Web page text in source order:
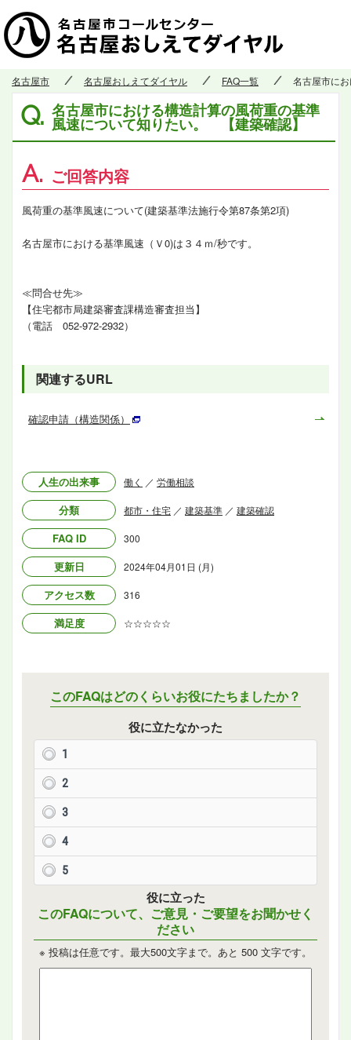
名古屋市 名古屋おしえてダイヤル FAQ一覧 名古屋市に
Q. 名古屋市における構造計算の風荷重の基準
風速について知りたい。 【建築確認】
A. ご回答内容
風荷重の基準風速について(建築基準法施行令第87条第2項)
名古屋市における基準風速（Ｖ0)は３４ｍ/秒です。
≪問合せ先≫
【住宅都市局建築審査課構造審査担当】
（電話 052-972-2932）
関連するURL
確認申請（構造関係）
人生の出来事 働く ／ 労働相談
分類 都市・住宅 ／ 建築基準 ／ 建築確認
FAQ ID 300
更新日 2024年04月01日 (月)
アクセス数 316
満足度 ☆☆☆☆☆
このFAQはどのくらいお役にたちましたか？
役に立たなかった
1
2
3
4
5
役に立った
このFAQについて、ご意見・ご要望をお聞かせく
ださい
※ 投稿は任意です。最大500文字まで。あと 500 文字です。